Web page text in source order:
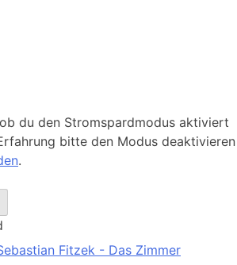
du den Stromspardmodus aktiviert
bitte den Modus deaktivieren
.